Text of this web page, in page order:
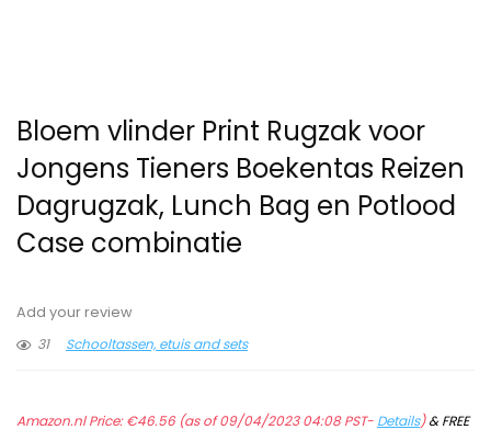
Bloem vlinder Print Rugzak voor
Jongens Tieners Boekentas Reizen
Dagrugzak, Lunch Bag en Potlood
Case combinatie
Add your review
31
Schooltassen, etuis and sets
Amazon.nl Price:€46.56(as of 09/04/2023 04:08 PST- Details)&FREE